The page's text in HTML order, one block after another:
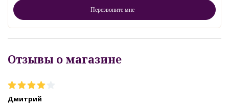
Отзывы о магазине
Дмитрий